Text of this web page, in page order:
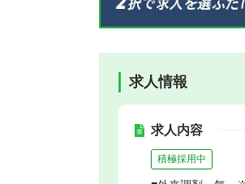
求人情報
求人内容
積極採用中